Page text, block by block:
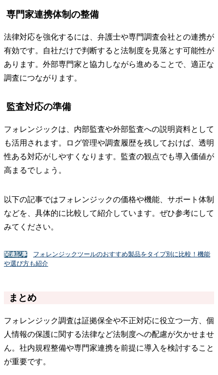
法律対応を前提としたフォレンジック導入ポイン
ト
フォレンジック導入を成功させるには、調査ツールだけでな
く法制度を踏まえた運用設計が重要です。ここでは、企業が
準備すべき導入ポイントを解説します。
証拠保全フローの整備
調査開始から証拠保存までの流れを明確にしておく必要があ
ります。証拠データを改変せず保管できる仕組みが整ってい
れば、社内説明や訴訟対応にも役立つでしょう。事前にフロ
ーを文書化しておけば、より安心して運用できます。
専門家連携体制の整備
法律対応を強化するには、弁護士や専門調査会社との連携が
あります。外部専門家と協力しながら進めることで、適正な
調査につながります。
監査対応の準備
フォレンジックは、内部監査や外部監査への説明資料として
も活用されます。ログ管理や調査履歴を残しておけば、透明
性ある対応がしやすくなります。監査の観点でも導入価値が
高まるでしょう。